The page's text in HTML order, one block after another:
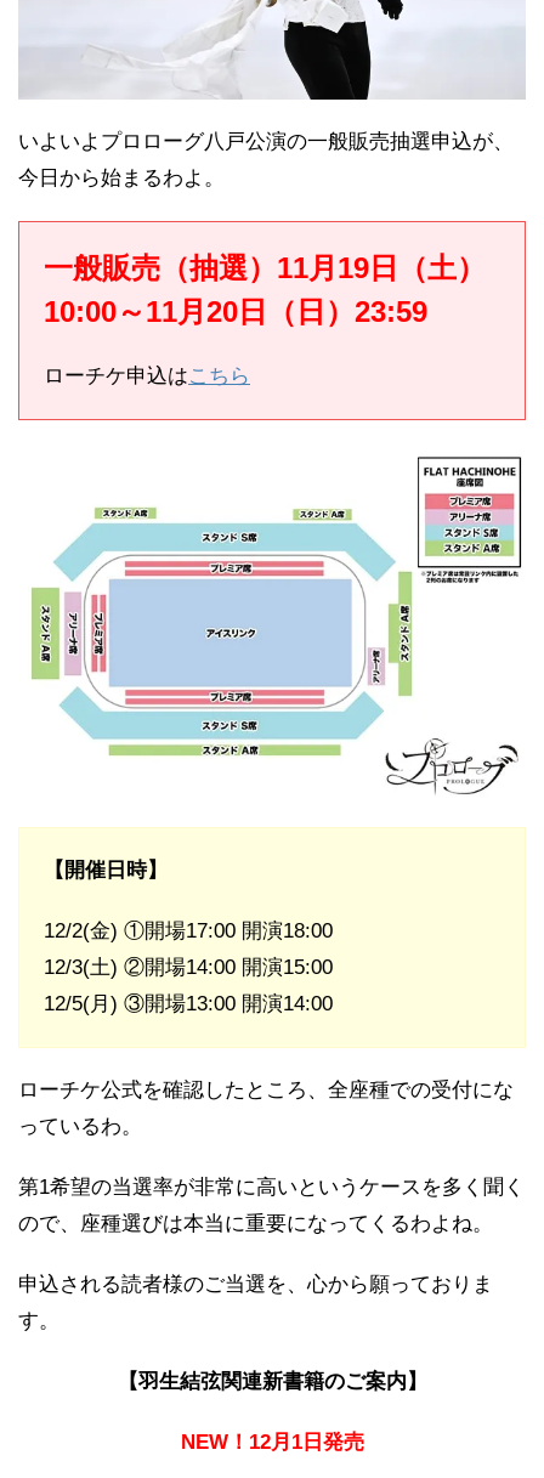
いよいよプロローグ八戸公演の一般販売抽選申込が、
今日から始まるわよ。
一般販売（抽選）11月19日（土）
10:00～11月20日（日）23:59
ローチケ申込はこちら
【開催日時】
12/2(金) ①開場17:00 開演18:00
12/3(土) ②開場14:00 開演15:00
12/5(月) ③開場13:00 開演14:00
ローチケ公式を確認したところ、全座種での受付にな
っているわ。
第1希望の当選率が非常に高いというケースを多く聞く
ので、座種選びは本当に重要になってくるわよね。
申込される読者様のご当選を、心から願っておりま
す。
【羽生結弦関連新書籍のご案内】
NEW！12月1日発売